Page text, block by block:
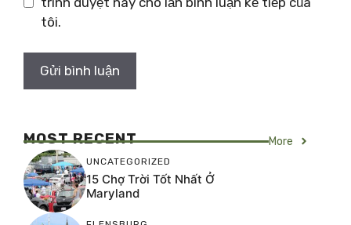
tôi.
MOST RECENT More
UNCATEGORIZED
15 Chợ Trời Tốt Nhất Ở
Maryland